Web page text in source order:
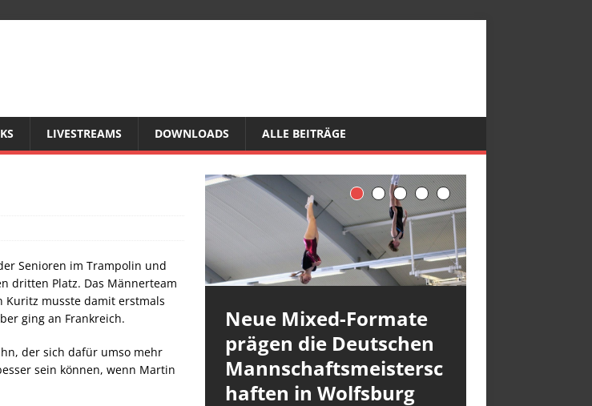
LIVESTREAMS DOWNLOADS ALLE BEITRÄGE
Senioren im Trampolin und
dritten Platz. Das Männerteam
Kuritz musste damit erstmals
ging an Frankreich.
der sich dafür umso mehr
sein können, wenn Martin
Neue Mixed-Formate
prägen die Deutschen
Mannschaftsmeistersc
haften in Wolfsburg